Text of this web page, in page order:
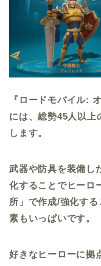
『ロードモバイル:
には、総勢45人以上
します。
武器や防具を装備し
化することでヒーロ
所」で作成/強化す
素もいっぱいです。
好きなヒーローに拠